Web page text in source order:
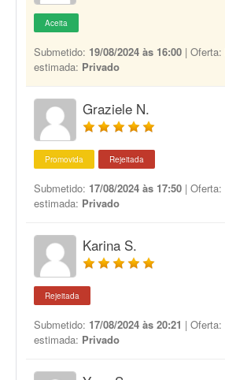
Aceita
Submetido: 19/08/2024 às 16:00 | Oferta:
estimada: Privado
Graziele N.
Promovida Rejeitada
Submetido: 17/08/2024 às 17:50 | Oferta:
estimada: Privado
Karina S.
Rejeitada
Submetido: 17/08/2024 às 20:21 | Oferta:
estimada: Privado